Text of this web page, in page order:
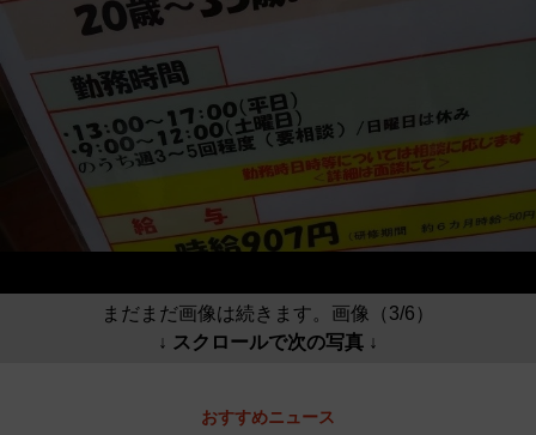
まだまだ画像は続きます。画像（3/6）
↓ スクロールで次の写真 ↓
おすすめニュース